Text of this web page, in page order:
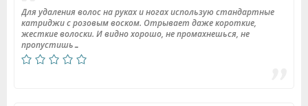
Для удаления волос на руках и ногах использую стандартные
катриджи с розовым воском. Отрывает даже короткие,
жесткие волоски. И видно хорошо, не промахнешься, не
пропустишь…